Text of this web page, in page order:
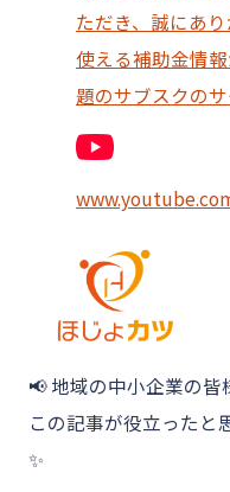
ただき、誠にあ
使える補助金情
題のサブスクの
📢 地域の中小企業の皆
この記事が役立ったと
✨